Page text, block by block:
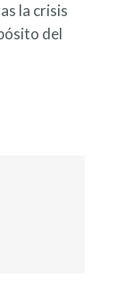
la crisis
del